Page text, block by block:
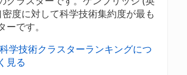
度に対して科学技術集約度が最も
です。
学技術クラスターランキングにつ
見る